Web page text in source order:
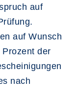
auf
auf Wunsch
der
nach